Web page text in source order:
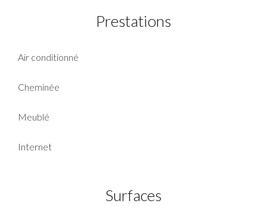
Prestations
Air conditionné
Cheminée
Meublé
Internet
Surfaces